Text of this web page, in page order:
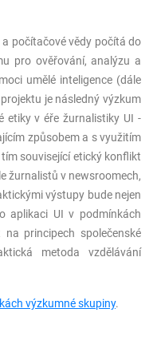
počítačové vědy počítá do
pro ověřování, analýzu a
umělé inteligence (dále
je následný výzkum
etiky v éře žurnalistiky UI -
způsobem a s využitím
související etický konflikt
žurnalistů v newsroomech,
výstupy bude nejen
aplikaci UI v podmínkách
principech společenské
metoda vzdělávání
výzkumné skupiny.